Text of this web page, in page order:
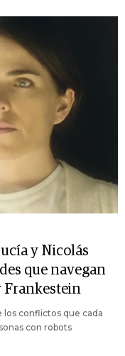
y Nicolás
que navegan
Frankestein
los conflictos que cada
con robots